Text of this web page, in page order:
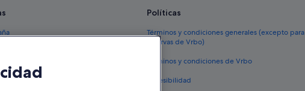
España
Políticas
Términos y condiciones generales (excepto para
reservas de Vrbo)
Términos y condiciones de Vrbo
Accesibilidad